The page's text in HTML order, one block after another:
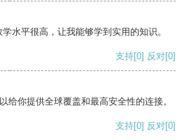
水平很高，让我能够学到实用的知识。
支持[0] 反对[0]
给你提供全球覆盖和最高安全性的连接。
支持[0] 反对[0]